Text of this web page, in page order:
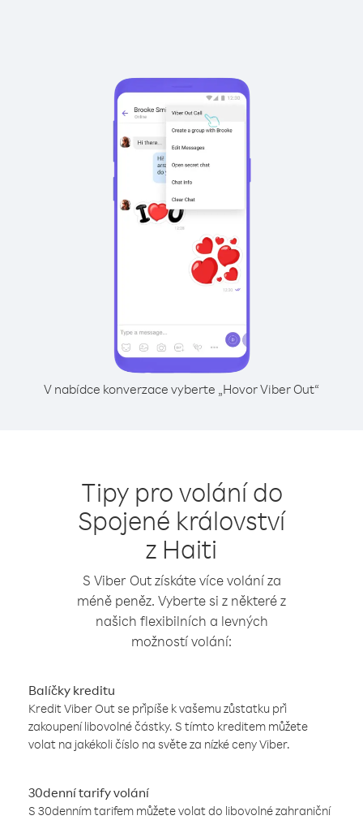
V nabídce konverzace vyberte „Hovor Viber Out“
Tipy pro volání do
Spojené království
z Haiti
S Viber Out získáte více volání za
méně peněz. Vyberte si z některé z
našich flexibilních a levných
možností volání:
Balíčky kreditu
Kredit Viber Out se připíše k vašemu zůstatku při
zakoupení libovolné částky. S tímto kreditem můžete
volat na jakékoli číslo na světe za nízké ceny Viber.
30denní tarify volání
S 30denním tarifem můžete volat do libovolné zahraniční